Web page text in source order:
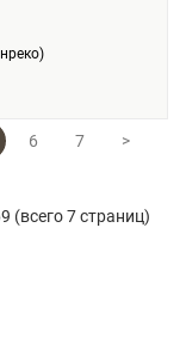
6 7
>
(всего 7 страниц)